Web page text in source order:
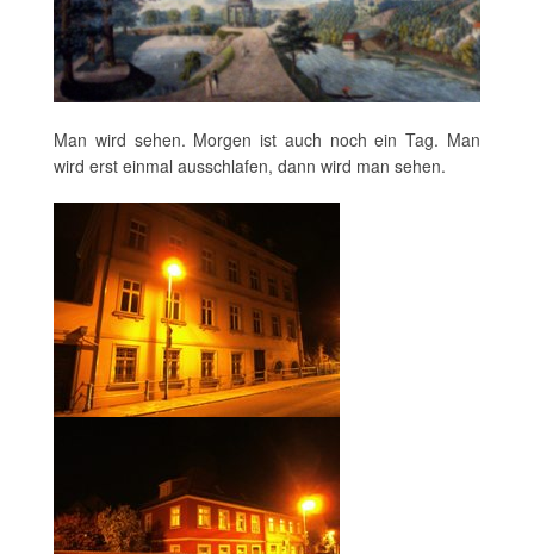
Man wird sehen. Morgen ist auch noch ein Tag. Man
wird erst einmal ausschlafen, dann wird man sehen.